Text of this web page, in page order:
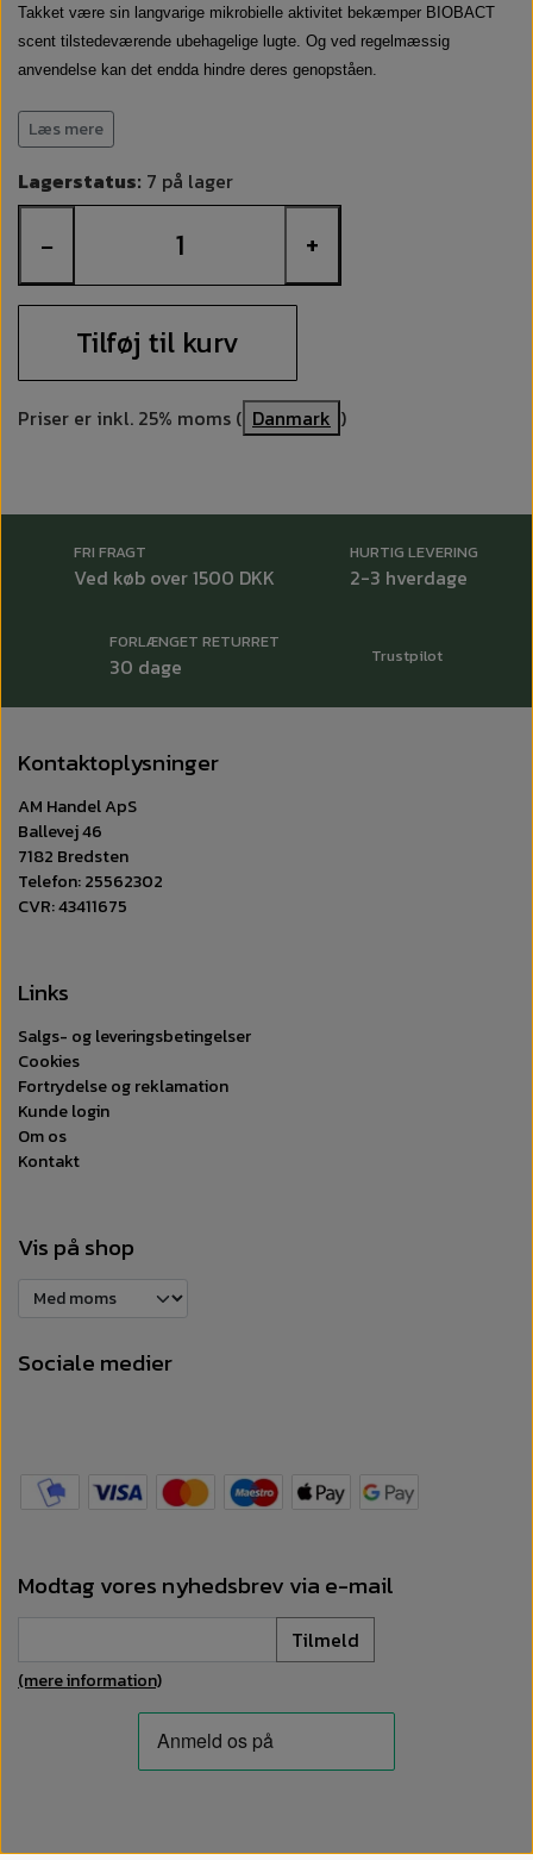
Takket være sin langvarige mikrobielle aktivitet bekæmper BIOBACT
scent tilstedeværende ubehagelige lugte. Og ved regelmæssig
anvendelse kan det endda hindre deres genopståen.
Ved fuldstændigt at afstå fra farlige ingredienser er BIOBACT scent en
eksempel i sanitetsrum, plejehjem, restauranter, hoteller, osv.).
Fremstillet som det er af 100% naturlige mikroorganismer er BIOBACT
Læs mere
Lagerstatus: 7 på lager
− +
Tilføj til kurv
Priser er inkl. 25% moms ( Danmark )
FRI FRAGT
Ved køb over 1500 DKK
HURTIG LEVERING
2-3 hverdage
FORLÆNGET RETURRET
30 dage Trustpilot
Kontaktoplysninger
AM Handel ApS
Ballevej 46
7182 Bredsten
Telefon: 25562302
CVR: 43411675
Links
Salgs- og leveringsbetingelser
Cookies
Fortrydelse og reklamation
Kunde login
Om os
Kontakt
Vis på shop
Sociale medier
Modtag vores nyhedsbrev via e-mail
Tilmeld
(mere information)